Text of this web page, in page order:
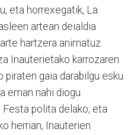
eta horrexegatik, La
artean deialdia
hartzera animatuz.
Inauterietako karrozaren
piraten gaia darabilgu esku
eman nahi diogu
Festa polita delako, eta
herrian, Inauterien